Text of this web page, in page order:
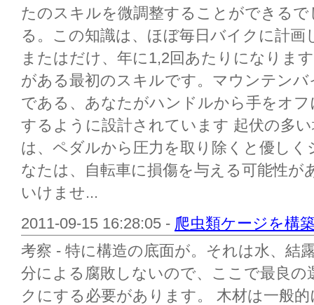
たのスキルを微調整することができる
る。この知識は、ほぼ毎日バイクに計
またはだけ、年に1,2回あたりになりま
がある最初のスキルです。マウンテン
である、あなたがハンドルから手をオ
するように設計されています 起伏の多
は、ペダルから圧力を取り除くと優し
なたは、自転車に損傷を与える可能性
いけませ...
2011-09-15 16:28:05 - 爬虫類ケージを構
考察 - 特に構造の底面が。それは水、結
分による腐敗しないので、ここで最良
クにする必要があります。 木材は一般